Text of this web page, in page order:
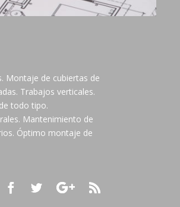
Montaje de cubiertas de
Trabajos verticales.
todo tipo.
Mantenimiento de
Óptimo montaje de